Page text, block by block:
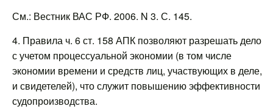
См.: Вестник ВАС РФ. 2006. N 3. С. 145.
4. Правила ч. 6 ст. 158 АПК позволяют разрешать дело
с учетом процессуальной экономии (в том числе
экономии времени и средств лиц, участвующих в деле,
и свидетелей), что служит повышению эффективности
судопроизводства.